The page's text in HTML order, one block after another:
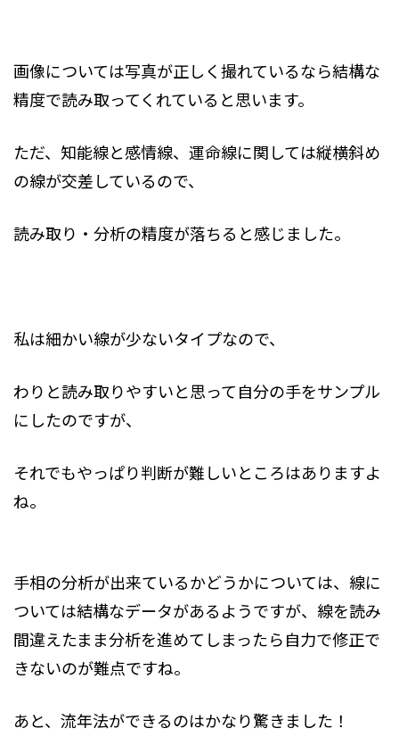
画像については写真が正しく撮れているなら結構な
精度で読み取ってくれていると思います。
ただ、知能線と感情線、運命線に関しては縦横斜め
の線が交差しているので、
読み取り・分析の精度が落ちると感じました。
私は細かい線が少ないタイプなので、
わりと読み取りやすいと思って自分の手をサンプル
にしたのですが、
それでもやっぱり判断が難しいところはありますよ
ね。
手相の分析が出来ているかどうかについては、線に
ついては結構なデータがあるようですが、線を読み
間違えたまま分析を進めてしまったら自力で修正で
きないのが難点ですね。
あと、流年法ができるのはかなり驚きました！